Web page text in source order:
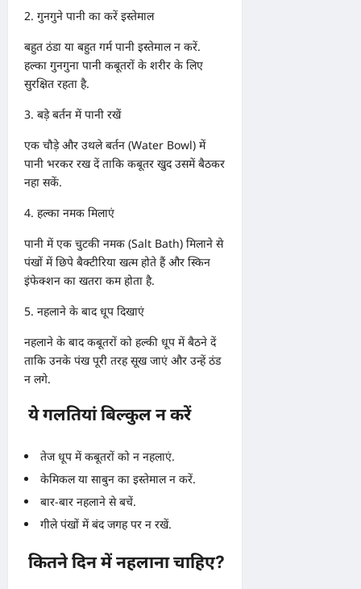
2. गुनगुने पानी का करें इस्तेमाल
बहुत ठंडा या बहुत गर्म पानी इस्तेमाल न करें.
हल्का गुनगुना पानी कबूतरों के शरीर के लिए
सुरक्षित रहता है.
3. बड़े बर्तन में पानी रखें
एक चौड़े और उथले बर्तन (Water Bowl) में
पानी भरकर रख दें ताकि कबूतर खुद उसमें बैठकर
नहा सकें.
4. हल्का नमक मिलाएं
पानी में एक चुटकी नमक (Salt Bath) मिलाने से
पंखों में छिपे बैक्टीरिया खत्म होते हैं और स्किन
इंफेक्शन का खतरा कम होता है.
5. नहलाने के बाद धूप दिखाएं
नहलाने के बाद कबूतरों को हल्की धूप में बैठने दें
ताकि उनके पंख पूरी तरह सूख जाएं और उन्हें ठंड
न लगे.
ये गलतियां बिल्कुल न करें
तेज धूप में कबूतरों को न नहलाएं.
केमिकल या साबुन का इस्तेमाल न करें.
बार-बार नहलाने से बचें.
गीले पंखों में बंद जगह पर न रखें.
कितने दिन में नहलाना चाहिए?